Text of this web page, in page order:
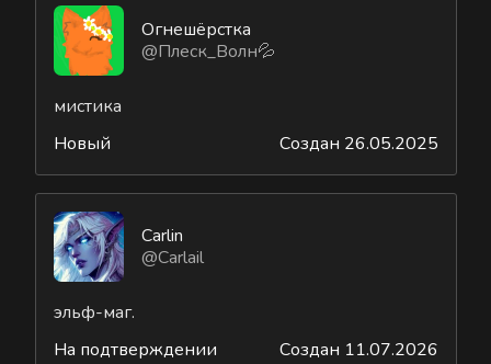
Огнешёрстка
@Плеск_Волн💦
мистика
Новый
Создан 26.05.2025
Carlin
@Carlail
эльф-маг.
На подтверждении
Создан 11.07.2026